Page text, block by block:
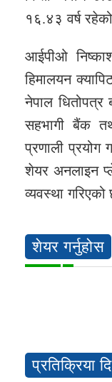
१६.४३ वर्ष
आईपीओ
हिमालयन
नेपाल धितोपत्र
सहभागी बैंक
प्रणाली
शेयर अनलाइन
व्यवस्था गरिएको
शेयर गर्नुहोस
प्रतिक्रिया